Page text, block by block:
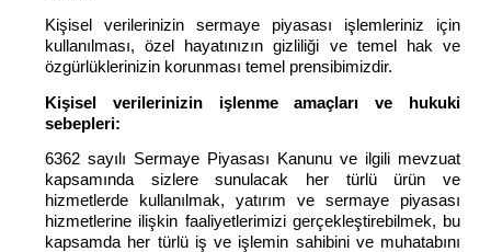
Kişisel verilerinizin sermaye piyasası işlemleriniz için
kullanılması, özel hayatınızın gizliliği ve temel hak ve
özgürlüklerinizin korunması temel prensibimizdir.
Kişisel verilerinizin işlenme amaçları ve hukuki
sebepleri:
6362 sayılı Sermaye Piyasası Kanunu ve ilgili mevzuat
kapsamında sizlere sunulacak her türlü ürün ve
hizmetlerde kullanılmak, yatırım ve sermaye piyasası
hizmetlerine ilişkin faaliyetlerimizi gerçekleştirebilmek, bu
kapsamda her türlü iş ve işlemin sahibini ve muhatabını